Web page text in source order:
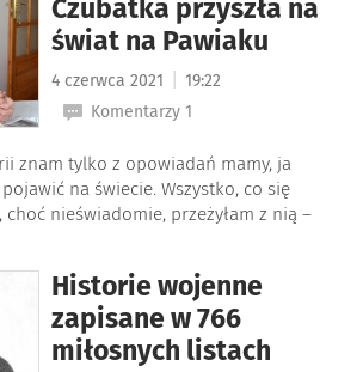
Czubatka przyszła na
świat na Pawiaku
4 czerwca 2021
19:22
Komentarzy 1
znam tylko z opowiadań mamy, ja
na świecie. Wszystko, co się
choć nieświadomie, przeżyłam z nią –
Historie wojenne
zapisane w 766
miłosnych listach